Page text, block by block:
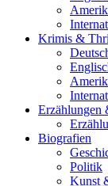
Krimis &
Erzählungen
Biografien
Politik
Kunst